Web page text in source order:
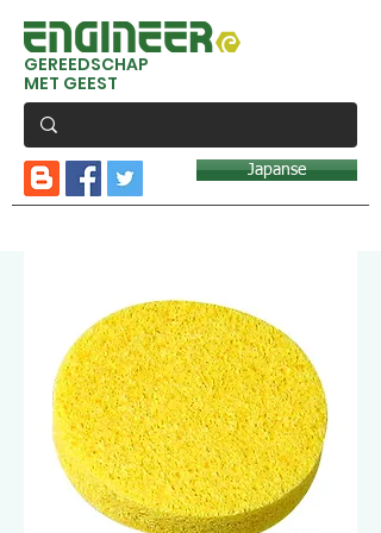
GEREEDSCHAP
MET GEEST
Japanse